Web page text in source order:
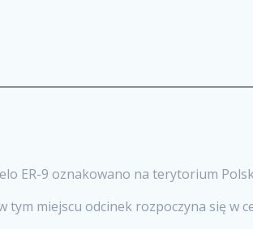
ER-9 oznakowano na terytorium
tym miejscu odcinek rozpoczyna się w